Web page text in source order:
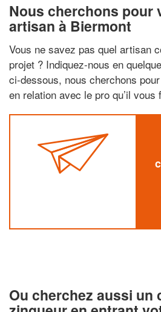
Nous cherchons pour
artisan à Biermont
Vous ne savez pas quel artisan
projet ? Indiquez-nous en
ci-dessous, nous cherchons
en relation avec le pro qu’il vous
Ou cherchez aussi un